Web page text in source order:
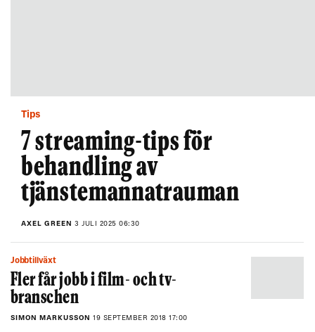
Tips
7 streaming-tips för
behandling av
tjänstemannatrauman
AXEL GREEN 3 JULI 2025 06:30
Jobbtillväxt
Fler får jobb i film- och tv-
branschen
SIMON MARKUSSON 19 SEPTEMBER 2018 17:00